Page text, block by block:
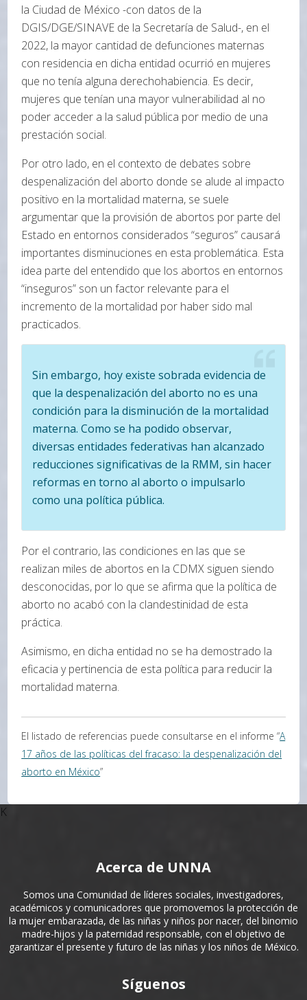
la Ciudad de México -con datos de la
DGIS/DGE/SINAVE de la Secretaría de Salud-, en el
2022, la mayor cantidad de defunciones maternas
con residencia en dicha entidad ocurrió en mujeres
que no tenía alguna derechohabiencia. Es decir,
mujeres que tenían una mayor vulnerabilidad al no
poder acceder a la salud pública por medio de una
prestación social.
Por otro lado, en el contexto de debates sobre
despenalización del aborto donde se alude al impacto
positivo en la mortalidad materna, se suele
argumentar que la provisión de abortos por parte del
Estado en entornos considerados “seguros” causará
importantes disminuciones en esta problemática. Esta
idea parte del entendido que los abortos en entornos
“inseguros” son un factor relevante para el
incremento de la mortalidad por haber sido mal
practicados.
Sin embargo, hoy existe sobrada evidencia de
que la despenalización del aborto no es una
condición para la disminución de la mortalidad
materna. Como se ha podido observar,
diversas entidades federativas han alcanzado
reducciones significativas de la RMM, sin hacer
reformas en torno al aborto o impulsarlo
como una política pública.
Por el contrario, las condiciones en las que se
realizan miles de abortos en la CDMX siguen siendo
desconocidas, por lo que se afirma que la política de
aborto no acabó con la clandestinidad de esta
práctica.
Asimismo, en dicha entidad no se ha demostrado la
eficacia y pertinencia de esta política para reducir la
mortalidad materna.
El listado de referencias puede consultarse en el informe “A
17 años de las políticas del fracaso: la despenalización del
aborto en México”
K
Acerca de UNNA
Somos una Comunidad de líderes sociales, investigadores,
académicos y comunicadores que promovemos la protección de
la mujer embarazada, de las niñas y niños por nacer, del binomio
madre-hijos y la paternidad responsable, con el objetivo de
garantizar el presente y futuro de las niñas y los niños de México.
Síguenos